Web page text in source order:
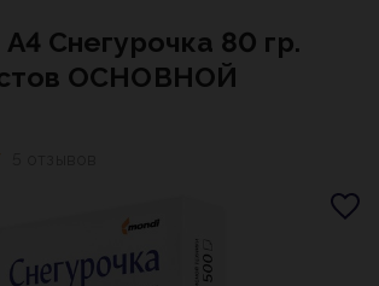
Снегурочка 80 гр.
ОСНОВНОЙ